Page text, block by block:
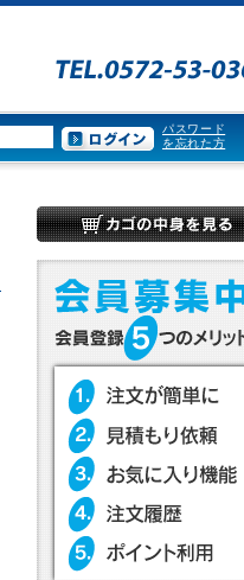
パスワード
を忘れた方